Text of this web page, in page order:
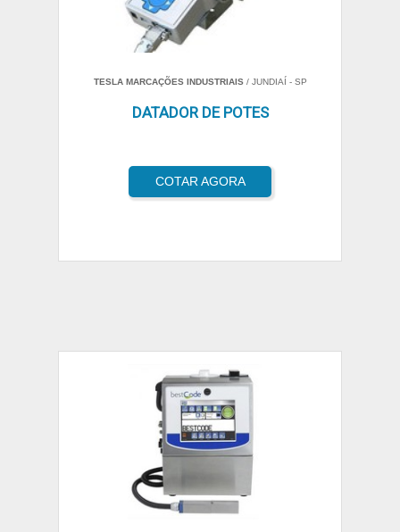
TESLA MARCAÇÕES INDUSTRIAIS/ JUNDIAÍ - SP
DATADOR DE POTES
COTAR AGORA